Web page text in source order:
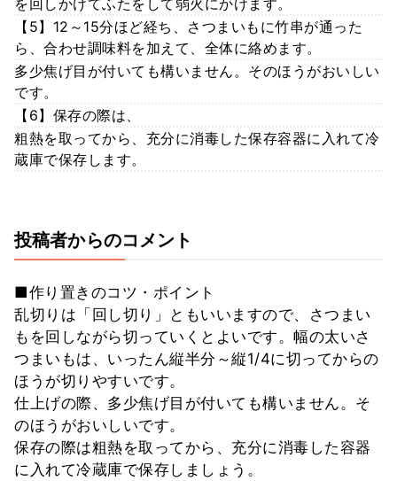
【5】12～15分ほど経ち、さつまいもに竹串が通った
ら、合わせ調味料を加えて、全体に絡めます。
多少焦げ目が付いても構いません。そのほうがおいしい
です。
【6】保存の際は、
粗熱を取ってから、充分に消毒した保存容器に入れて冷
蔵庫で保存します。
投稿者からのコメント
■作り置きのコツ・ポイント
乱切りは「回し切り」ともいいますので、さつまい
もを回しながら切っていくとよいです。幅の太いさ
つまいもは、いったん縦半分～縦1/4に切ってからの
ほうが切りやすいです。
仕上げの際、多少焦げ目が付いても構いません。そ
のほうがおいしいです。
保存の際は粗熱を取ってから、充分に消毒した容器
に入れて冷蔵庫で保存しましょう。